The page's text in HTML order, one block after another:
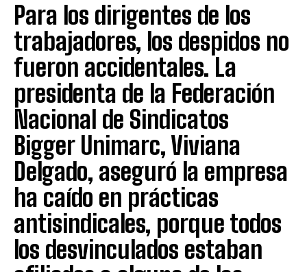
Para los dirigentes de los
trabajadores, los despidos no
fueron accidentales. La
presidenta de la Federación
Nacional de Sindicatos
Bigger Unimarc, Viviana
Delgado, aseguró la empresa
ha caído en prácticas
antisindicales, porque todos
los desvinculados estaban